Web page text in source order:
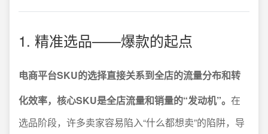
1. 精准选品——爆款的起点
电商平台SKU的选择直接关系到全店的流量分布和转
化效率，核心SKU是全店流量和销量的“发动机”。 在
选品阶段，许多卖家容易陷入“什么都想卖”的陷阱，导